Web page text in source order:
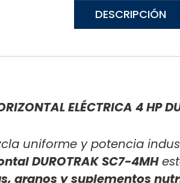
DESCRIPCIÓN
ELÉCTRICA 4 HP
uniforme y potencia
DUROTRAK SC7-4MH
granos y suplementos